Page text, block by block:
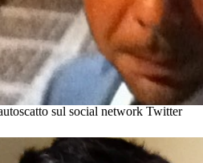
sul social network Twitter